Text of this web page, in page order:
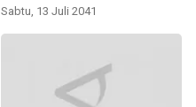
Sabtu, 13 Juli 2041